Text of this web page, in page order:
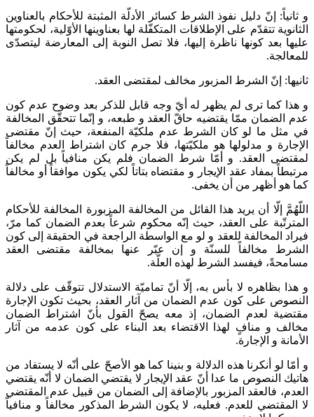
و ثانياً: إنّ دليل نفوذ الشرط كسائر الأدلّة المثبتة للأحكام بالعناوين
الثانوية تتقدّم على الإطلاقات المتكفّلة لها بعناوينها الأوّلية، لحكومتها
عليها بعد كونها ناظرة إليها، فلا تصل النوبة إلى المعارضة ليتصدّى
للمعالجة.
ثانيها: إنّ الشرط المزبور مخالف لمقتضى العقد.
و هذا كما ترى لم يظهر له أيّ وجه قابل للذكر بعد وضوح عدم كون
عدم الضمان ممّا يقتضيه حاقّ العقد و طبعه، و إنّما تتحقّق المخالفة
في مثل ما لو كان الشرط عدم ملكيّة المنفعة، حيث إنّ مقتضى
الإجارة و مدلولها هو‌ ملكيّتها، فلا جرم كان اشتراط العدم مخالفاً
لمقتضى العقد. و أمّا شرط الضمان فلم يكن منافياً بل لم يكن
مرتبطاً بمفاد عقد الإيجار و مقتضاه بتاتاً لكي يكون موافقاً أو مخالفاً
كما هو أظهر من أن يخفى.
اللّهُمَّ إلّا أن يريد هذا القائل من المخالفة المزبورة المخالفة للأحكام
المترتّبة على العقد، حيث إنّه محكوم شرعاً بعدم الضمان كما مرّ،
فيراد المخالفة للعقد و لو مع الواسطة الراجعة في الحقيقة إلى كون
الشرط مخالفاً للسنّة و إن عبّر عنها بمخالفة مقتضى العقد
مسامحةً، فيفسد الشرط لهذه العلّة.
و هذا بظاهره لا بأس به، إلّا أنّ تماميّة الاستدلال تتوقّف على دلالة
النصوص على كون عدم الضمان من آثار العقد، بحيث تكون الإجارة
مقتضية لعدم الضمان، إذ معه يصحّ القول بأنّ اشتراط الضمان
مخالف و منافٍ لهذا الاقتضاء بعد البناء على كون عدمه من آثار
الأمانة و الإجارة.
و أمّا لو أنكرنا هذه الدلالة و بنينا كما هو الأصحّ على أنّه لا يستفاد من
هاتيك النصوص ما عدا أنّ عقد الإيجار لا يقتضي الضمان لا أنّه يقتضي
العدم، فالعقد المزبور بالإضافة إلى الضمان من قبيل عدم المقتضي
لا المقتضي للعدم. فعليه، لا يكون الشرط المذكور مخالفاً و منافياً